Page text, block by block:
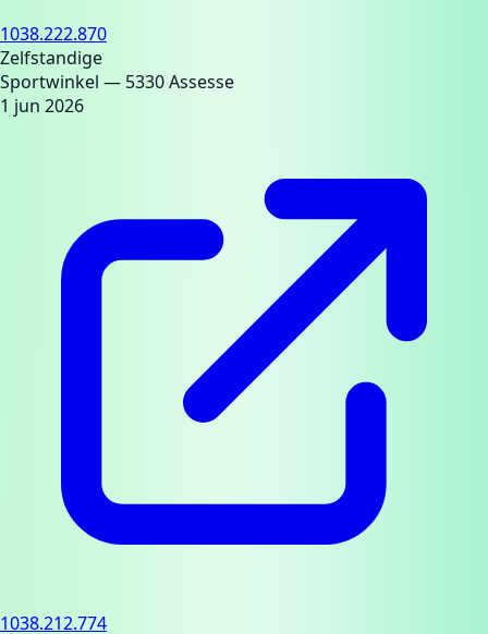
1038.222.870
Zelfstandige
Sportwinkel — 5330 Assesse
1 jun 2026
1038.212.774